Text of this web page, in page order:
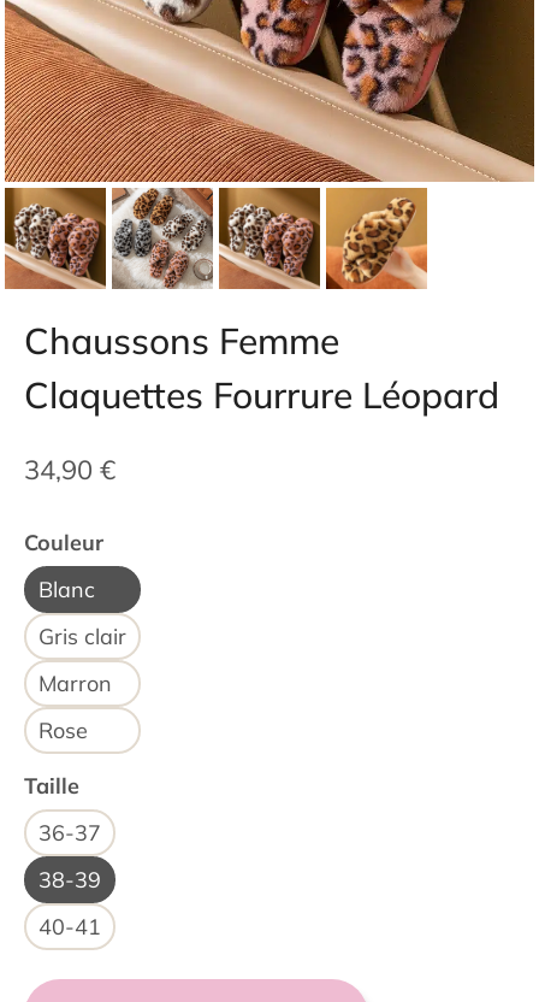
Chaussons Femme
Claquettes Fourrure Léopard
34,90 €
Couleur
Blanc
Gris clair
Marron
Rose
Taille
36-37
38-39
40-41